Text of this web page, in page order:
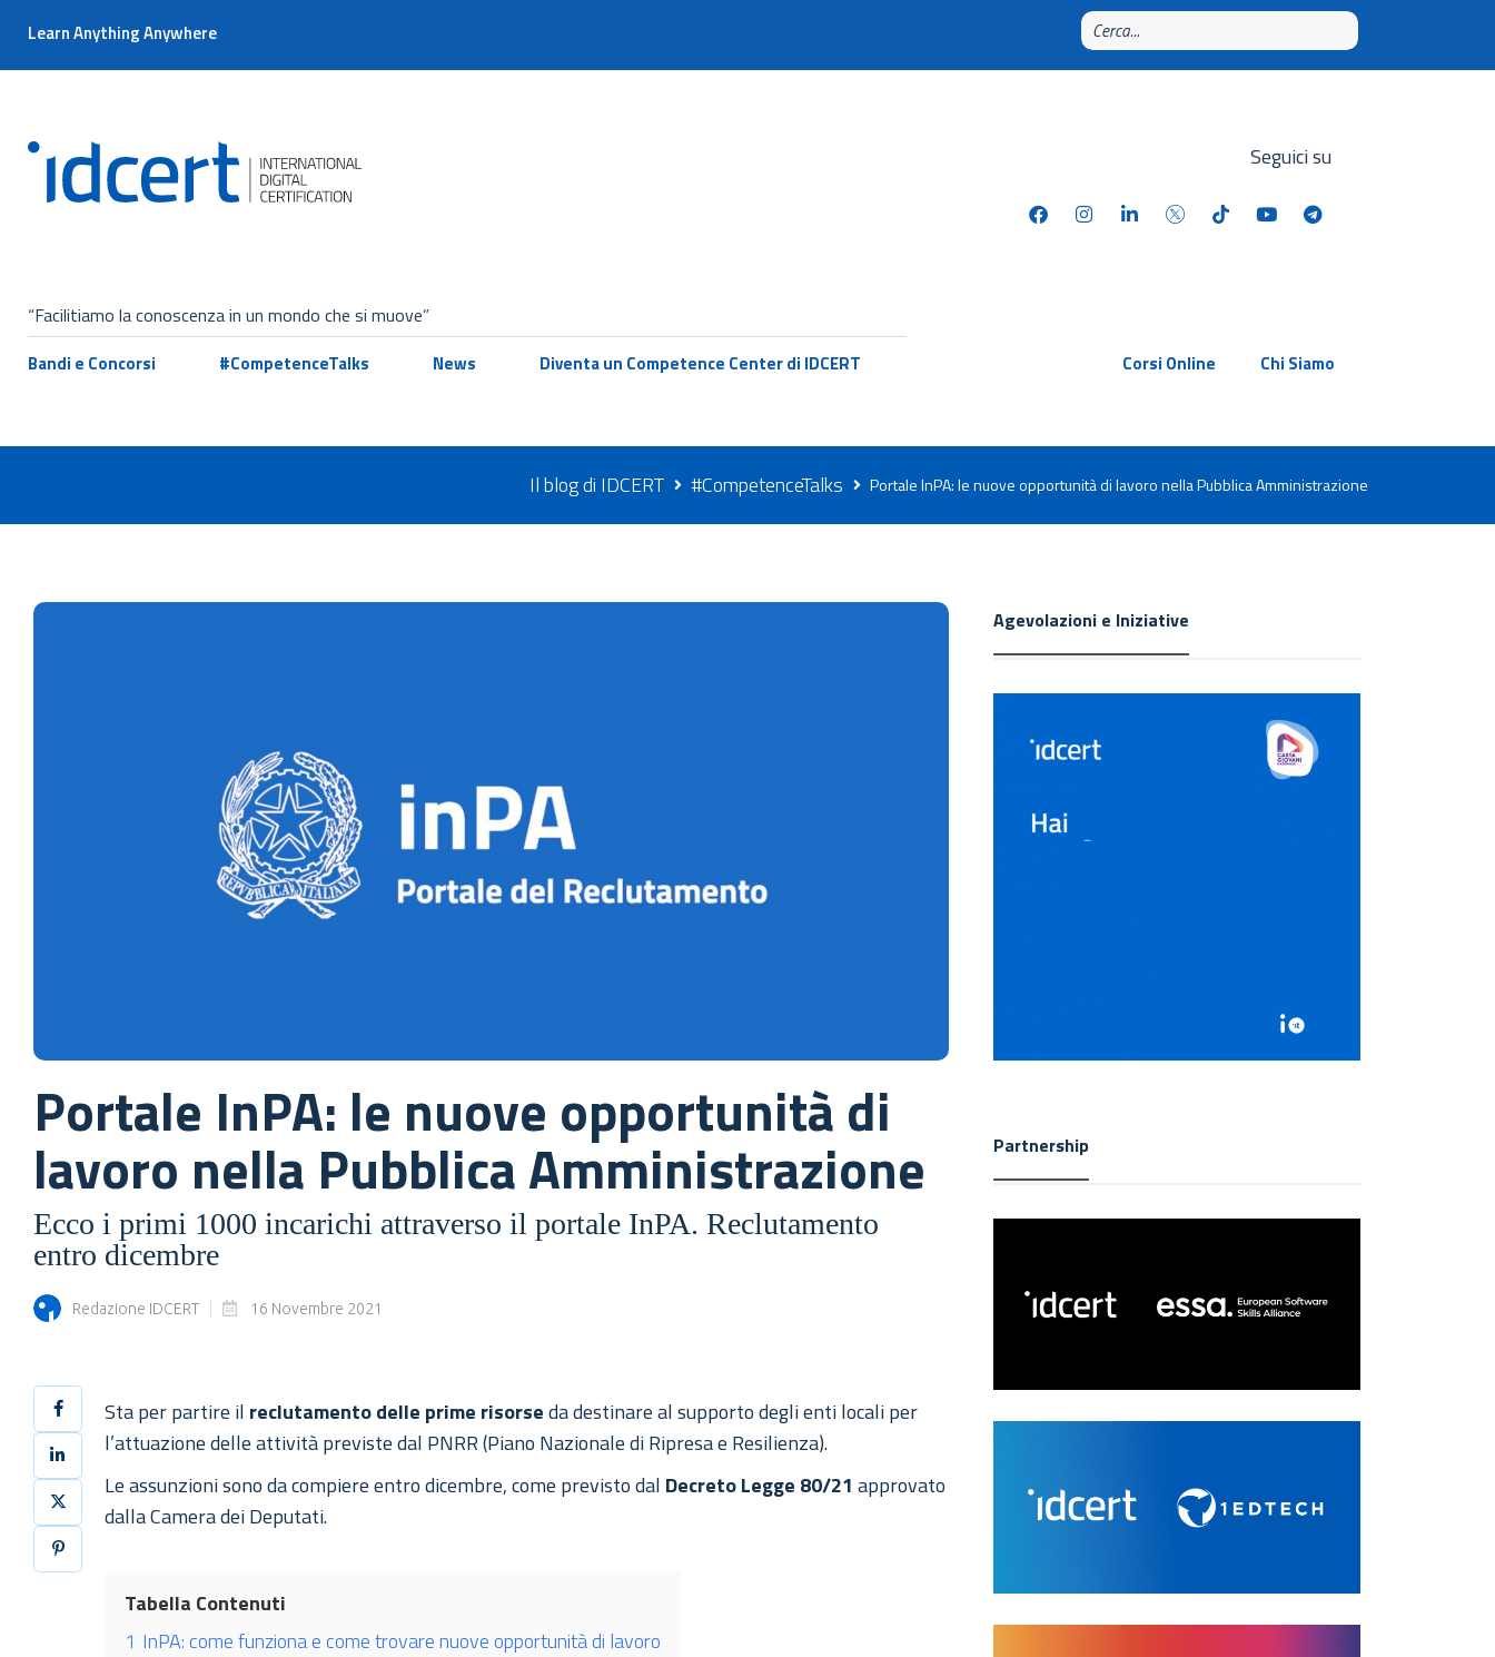
Learn Anything Anywhere
Seguici su
“Facilitiamo la conoscenza in un mondo che si muove”
Bandi e Concorsi #CompetenceTalks News Diventa un Competence Center di IDCERT Corsi Online Chi Siamo
Il blog di IDCERT #CompetenceTalks Portale InPA: le nuove opportunità di lavoro nella Pubblica Amministrazione
Portale InPA: le nuove opportunità di
lavoro nella Pubblica Amministrazione
Ecco i primi 1000 incarichi attraverso il portale InPA. Reclutamento
entro dicembre
Redazione IDCERT 16 Novembre 2021
Sta per partire il reclutamento delle prime risorseda destinare al supporto degli enti locali per
l’attuazione delle attività previste dal PNRR (Piano Nazionale di Ripresa e Resilienza).
Le assunzioni sono da compiere entro dicembre, come previsto dal Decreto Legge 80/21 approvato
dalla Camera dei Deputati.
Tabella Contenuti
1 InPA: come funziona e come trovare nuove opportunità di lavoro
Agevolazioni e Iniziative
Partnership